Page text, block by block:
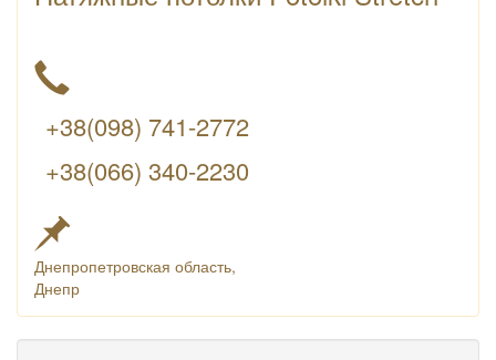
+38(098) 741-2772
+38(066) 340-2230
Днепропетровская область,
Днепр